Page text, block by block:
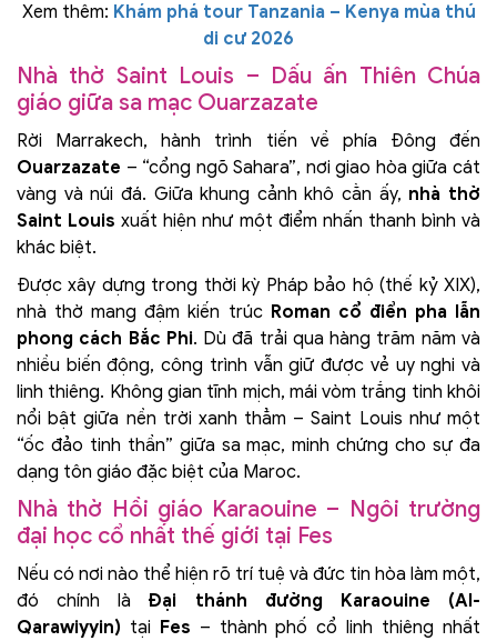
Xem thêm: Khám phá tour Tanzania – Kenya mùa thú
di cư 2026
Nhà thờ Saint Louis – Dấu ấn Thiên Chúa
giáo giữa sa mạc Ouarzazate
Rời Marrakech, hành trình tiến về phía Đông đến
Ouarzazate – “cổng ngõ Sahara”, nơi giao hòa giữa cát
vàng và núi đá. Giữa khung cảnh khô cằn ấy, nhà thờ
Saint Louis xuất hiện như một điểm nhấn thanh bình và
khác biệt.
Được xây dựng trong thời kỳ Pháp bảo hộ (thế kỷ XIX),
nhà thờ mang đậm kiến trúc Roman cổ điển pha lẫn
phong cách Bắc Phi. Dù đã trải qua hàng trăm năm và
nhiều biến động, công trình vẫn giữ được vẻ uy nghi và
linh thiêng. Không gian tĩnh mịch, mái vòm trắng tinh khôi
nổi bật giữa nền trời xanh thẳm – Saint Louis như một
“ốc đảo tinh thần” giữa sa mạc, minh chứng cho sự đa
dạng tôn giáo đặc biệt của Maroc.
Nhà thờ Hồi giáo Karaouine – Ngôi trường
đại học cổ nhất thế giới tại Fes
Nếu có nơi nào thể hiện rõ trí tuệ và đức tin hòa làm một,
đó chính làĐại thánh đường Karaouine (Al-
Qarawiyyin) tại Fes – thành phố cổ linh thiêng nhất